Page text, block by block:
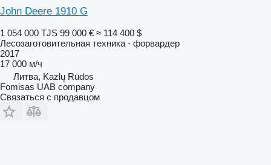
John Deere 1910 G
1 054 000 TJS 99 000 € ≈ 114 400 $
Лесозаготовительная техника - форвардер
2017
17 000 м/ч
Литва, Kazlų Rūdos
Fomisas UAB company
Связаться с продавцом